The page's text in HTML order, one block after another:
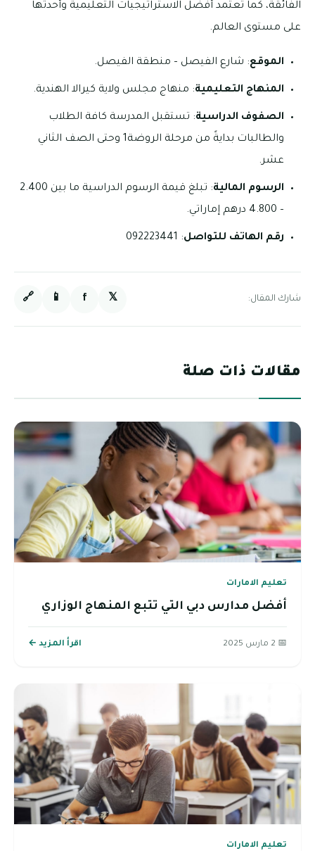
الفائقة، كما تعتمد أفضل الاستراتيجيات التعليمية وأحدثها
على مستوى العالم.
الموقع: شارع الفيصل – منطقة الفيصل.
المنهاج التعليمية: منهاج مجلس ولاية كيرالا الهندية.
الصفوف الدراسية: تستقبل المدرسة كافة الطلاب
والطالبات بدايةً من مرحلة الروضة1 وحتى الصف الثاني
عشر.
الرسوم المالية
: تبلغ قيمة الرسوم الدراسية ما بين 2.400
– 4.800 درهم إماراتي.
رقم الهاتف للتواصل: 092223441
شارك المقال: 𝕏
f
📱
🔗
مقالات ذات صلة
تعليم الامارات
أفضل مدارس دبي التي تتبع المنهاج الوزاري
📅 2 مارس 2025 اقرأ المزيد ←
تعليم الامارات